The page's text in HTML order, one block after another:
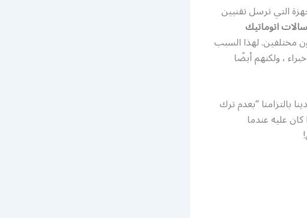
التي ترسل تقنيين
اتوماتيك
مختلفين. لهذا السبب
، ولكنهم أيضًا
بالتزامنا “بعدم ترك
عليه عندما